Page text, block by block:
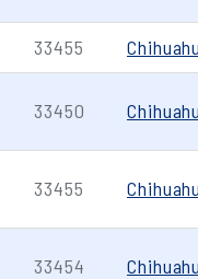
33455
33450
33455
33454